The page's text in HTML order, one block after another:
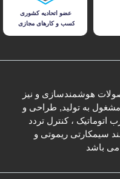
هوشمندسازی و نیز
امنیتی حفاظتی است که از سال 1389 مشغول به تولید, طراحی و
اتوماتیک ، کنترل تردد
سیمکارتی ریموتی و